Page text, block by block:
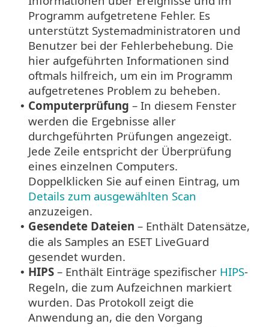
Programm aufgetretene Fehler. Es
unterstützt Systemadministratoren und
Benutzer bei der Fehlerbehebung. Die
hier aufgeführten Informationen sind
oftmals hilfreich, um ein im Programm
aufgetretenes Problem zu beheben.
• Computerprüfung – In diesem Fenster
werden die Ergebnisse aller
durchgeführten Prüfungen angezeigt.
Jede Zeile entspricht der Überprüfung
eines einzelnen Computers.
Doppelklicken Sie auf einen Eintrag, um
Details zum ausgewählten Scan
anzuzeigen.
• Gesendete Dateien – Enthält Datensätze,
die als Samples an ESET LiveGuard
gesendet wurden.
• HIPS – Enthält Einträge spezifischer HIPS-
Regeln, die zum Aufzeichnen markiert
wurden. Das Protokoll zeigt die
Anwendung an, die den Vorgang